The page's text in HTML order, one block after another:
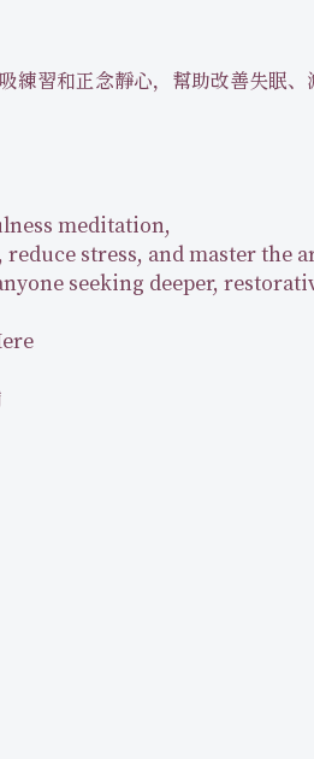
習和正念靜心，幫助改善失眠、
meditation,
stress, and master the
seeking deeper,